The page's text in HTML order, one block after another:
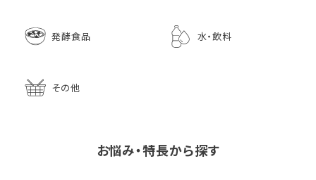
発酵食品 水・飲料
その他
お悩み・特長から探す